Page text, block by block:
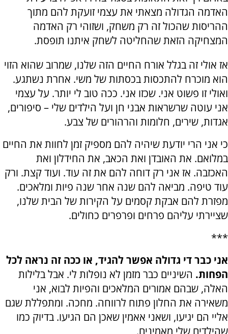
האדמה הגדולה מצאתי את עצמי זועקת להם מתוך
ההריסות שהכול זה רק משחק, ושזוהי רק האדמה
המצחיקה הזאת שהחליטה לשחק איתנו תופסת.
אז אולי זה בגלל אורח החיים הזה שלנו, שמרוב שהוא הזוי
הוא מוכרח להתכסות בכסתות של משי. אחרת נשתגע.
ואולי זו פשוט אני. שכזו אני. ככה טוב לי יותר. על עצמי
אני עוטה שרשראות אבני חן ועל הילדים שלי – סיפורים,
אגדות, שירים, חלומות והרהורים של צבע.
כי אני הרי יודעת שיהיה להם מספיק זמן לחוות את החיים
במלואם. את האובדן ואת הכאב, את החידלון ואת
האכזבה. אז אני רק דוחה להם את זה עוד. ועוד קצת. ורק
עוד טיפה. מביאה להם שנה אחר שנה פיות ומלאכים.
מפזרת להם אבקת קסמים על הקירות של הבית שלנו,
שציירתי עליהם פרחים ופרפרים כחולים.
***
אני כבר די גדולה אפשר להגיד, או ככה זה נראה לכל
הפחות. השיניים כבר מזמן לא נופלות לי. אבל בלילות
האלה, שבהם אמורים המלאכים והפיות לבוא, אני
משאירה את החלון פתוח לרווחה. מחכה. ומתפללת שגם
אליי הם יגיעו, ושאני אאמין שאכן הם הגיעו. בדיוק כמו